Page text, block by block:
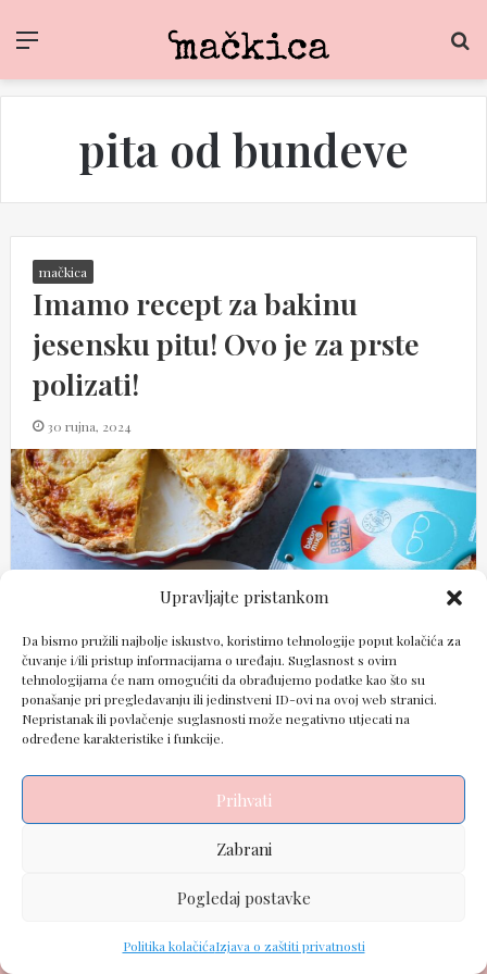
Upravljajte pristankom
Da bismo pružili najbolje iskustvo, koristimo tehnologije poput kolačića za
čuvanje i/ili pristup informacijama o uređaju. Suglasnost s ovim
tehnologijama će nam omogućiti da obrađujemo podatke kao što su
ponašanje pri pregledavanju ili jedinstveni ID-ovi na ovoj web stranici.
Nepristanak ili povlačenje suglasnosti može negativno utjecati na
određene karakteristike i funkcije.
Prihvati
Zabrani
Pogledaj postavke
Politika kolačićaIzjava o zaštiti privatnosti
pita od bundeve
mačkica
Imamo recept za bakinu
jesensku pitu! Ovo je za prste
polizati!
30 rujna, 2024
Powered by: PiS Marketing | Redakcija Group |
Pravila privatnostiiIzjava o kolačićima